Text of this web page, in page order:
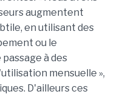
augmentent
en utilisant des
ou le
à des
mensuelle »,
D'ailleurs ces